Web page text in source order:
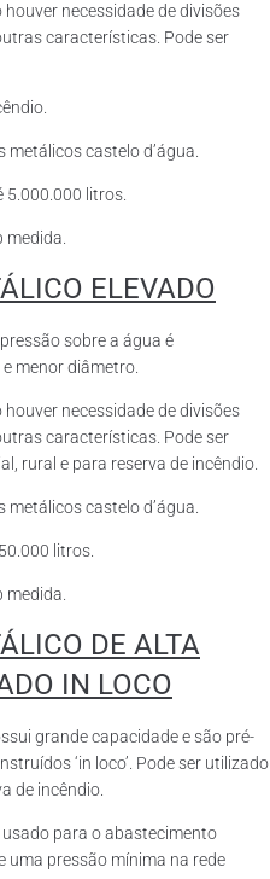
necessidade de divisões
características. Pode ser
castelo d’água.
litros.
ELEVADO
sobre a água é
menor diâmetro.
necessidade de divisões
características. Pode ser
rural e para reserva de incêndio.
castelo d’água.
litros.
DE ALTA
IN LOCO
grande capacidade e são pré-
‘in loco’. Pode ser utilizado
de incêndio.
para o abastecimento
uma pressão mínima na rede